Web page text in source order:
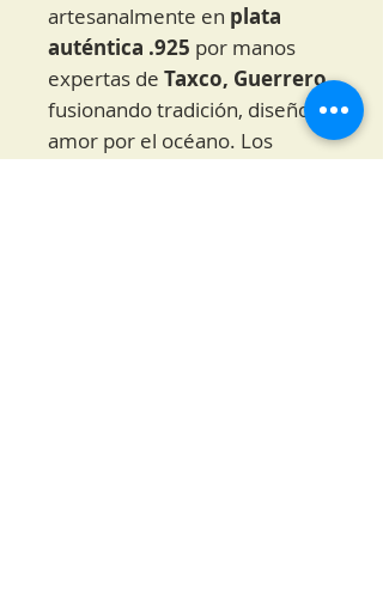
artesanalmente en plata
auténtica .925 por manos
expertas de Taxco, Guerrero,
fusionando tradición, diseño y
amor por el océano. Los